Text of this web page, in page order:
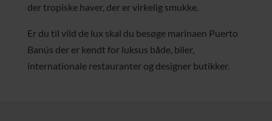
der tropiske haver, der er virkelig smukke.
Er du til vild de lux skal du besøge marinaen Puerto
Banús der er kendt for luksus både, biler,
internationale restauranter og designer butikker.